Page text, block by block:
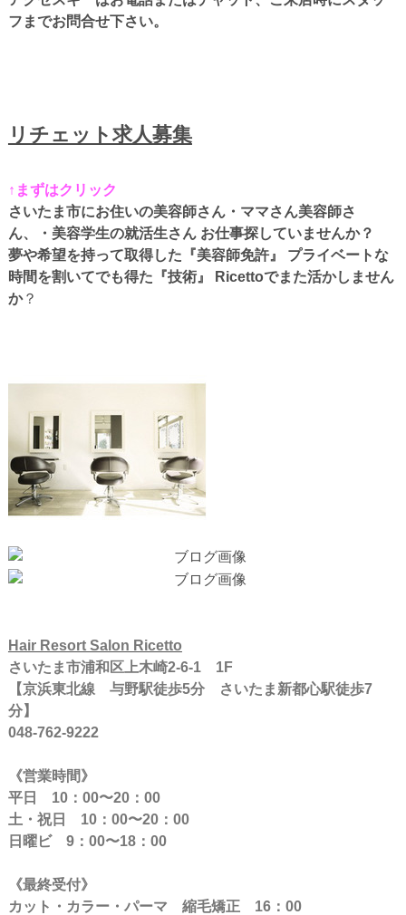
フまでお問合せ下さい。
リチェット求人募集
↑まずはクリック
さいたま市にお住いの美容師さん・ママさん美容師さ
ん、・美容学生の就活生さん お仕事探していませんか？
夢や希望を持って取得した『美容師免許』 プライベートな
時間を割いてでも得た『技術』 Ricettoでまた活かしません
か？
Hair Resort Salon Ricetto
さいたま市浦和区上木崎2-6-1 1F
【京浜東北線 与野駅徒歩5分 さいたま新都心駅徒歩7
分】
048-762-9222
《営業時間》
平日 10：00〜20：00
土・祝日 10：00〜20：00
日曜ビ 9：00〜18：00
《最終受付》
カット・カラー・パーマ 縮毛矯正 16：00